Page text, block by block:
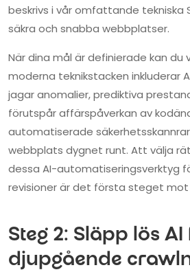
beskrivs i vår omfattande tekniska
säkra och snabba webbplatser.
När dina mål är definierade kan du
moderna teknikstacken inkluderar
jagar anomalier, prediktiva
förutspår affärspåverkan av
automatiserade
webbplats dygnet runt. Att välja
dessa AI-automatiseringsverktyg
revisioner är det första steget
Steg 2: Släpp lös
djupgående